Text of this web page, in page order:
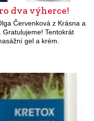
dva výherce!
Červenková z Krásna a
Gratulujeme! Tentokrát
gel a krém.